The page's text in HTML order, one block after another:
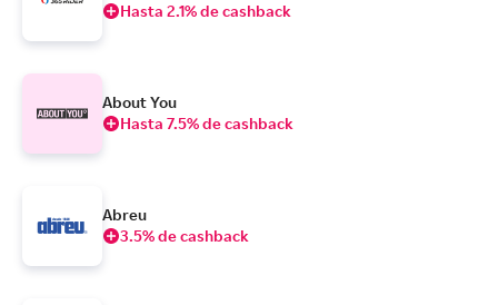
Hasta 2.1% de cashback
About You
Hasta 7.5% de cashback
Abreu
3.5% de cashback